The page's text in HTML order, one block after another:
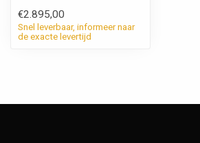
€2.895,00
Snel leverbaar, informeer naar
de exacte levertijd